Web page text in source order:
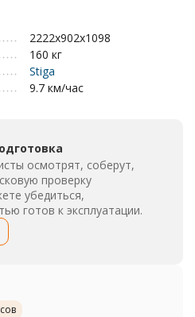
2222x902x1098
160 кг
Stiga
9.7 км/час
осмотрят, соберут,
проверку
убедиться,
готов к эксплуатации.